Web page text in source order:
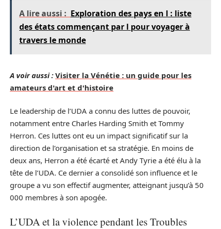
A lire aussi : Exploration des pays en l : liste
des états commençant par l pour voyager à
travers le monde
A voir aussi : Visiter la Vénétie : un guide pour les
amateurs d'art et d'histoire
Le leadership de l’UDA a connu des luttes de pouvoir,
notamment entre Charles Harding Smith et Tommy
Herron. Ces luttes ont eu un impact significatif sur la
direction de l’organisation et sa stratégie. En moins de
deux ans, Herron a été écarté et Andy Tyrie a été élu à la
tête de l’UDA. Ce dernier a consolidé son influence et le
groupe a vu son effectif augmenter, atteignant jusqu’à 50
000 membres à son apogée.
L’UDA et la violence pendant les Troubles